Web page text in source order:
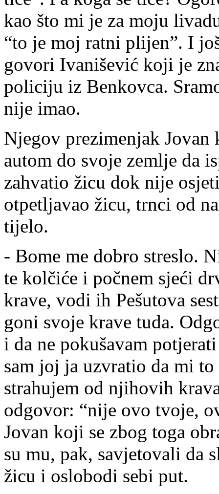
kao što mi je za moju
“to je moj ratni plijen”. I
govori Ivanišević koji je
policiju iz Benkovca.
nije imao.
Njegov prezimenjak Jovan
autom do svoje zemlje da
zahvatio žicu dok nije
otpetljavao žicu, trnci od
tijelo.
- Bome me dobro streslo.
te kolčiće i počnem sjeći
krave, vodi ih Pešutova
goni svoje krave tuda.
i da ne pokušavam
sam joj ja uzvratio da mi
strahujem od njihovih
odgovor: “nije ovo tvoje,
Jovan koji se zbog toga
su mu, pak, savjetovali da
žicu i oslobodi sebi put.